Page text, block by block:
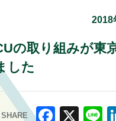
2018
の取り組みが東
した
SHARE